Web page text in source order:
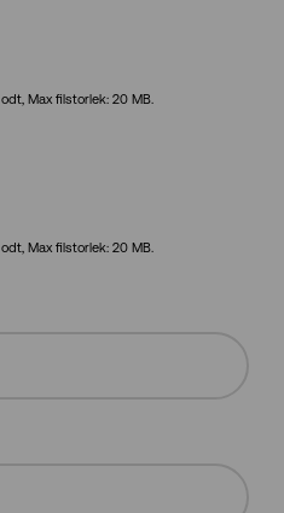
Max filstorlek: 20 MB.
Max filstorlek: 20 MB.